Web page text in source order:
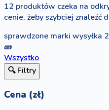
12 produktów czeka na
cenie, żeby szybciej znaleźć
sprawdzone marki wysyłka
🧱
Wszystko
🔍 Filtry
Cena (zł)